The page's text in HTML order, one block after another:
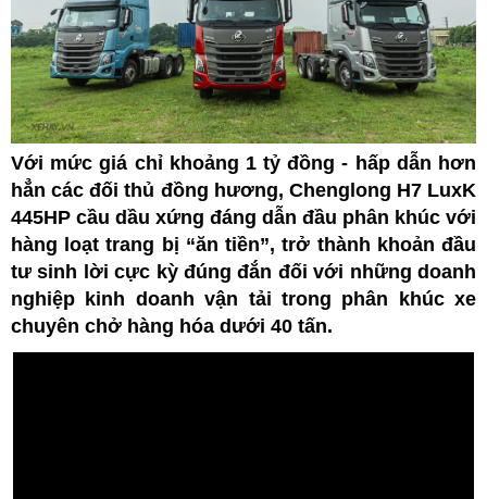
Với mức giá chỉ khoảng 1 tỷ đồng - hấp dẫn hơn
hẳn các đối thủ đồng hương, Chenglong H7 LuxK
445HP cầu dầu xứng đáng dẫn đầu phân khúc với
hàng loạt trang bị “ăn tiền”, trở thành khoản đầu
tư sinh lời cực kỳ đúng đắn đối với những doanh
nghiệp kinh doanh vận tải trong phân khúc xe
chuyên chở hàng hóa dưới 40 tấn.